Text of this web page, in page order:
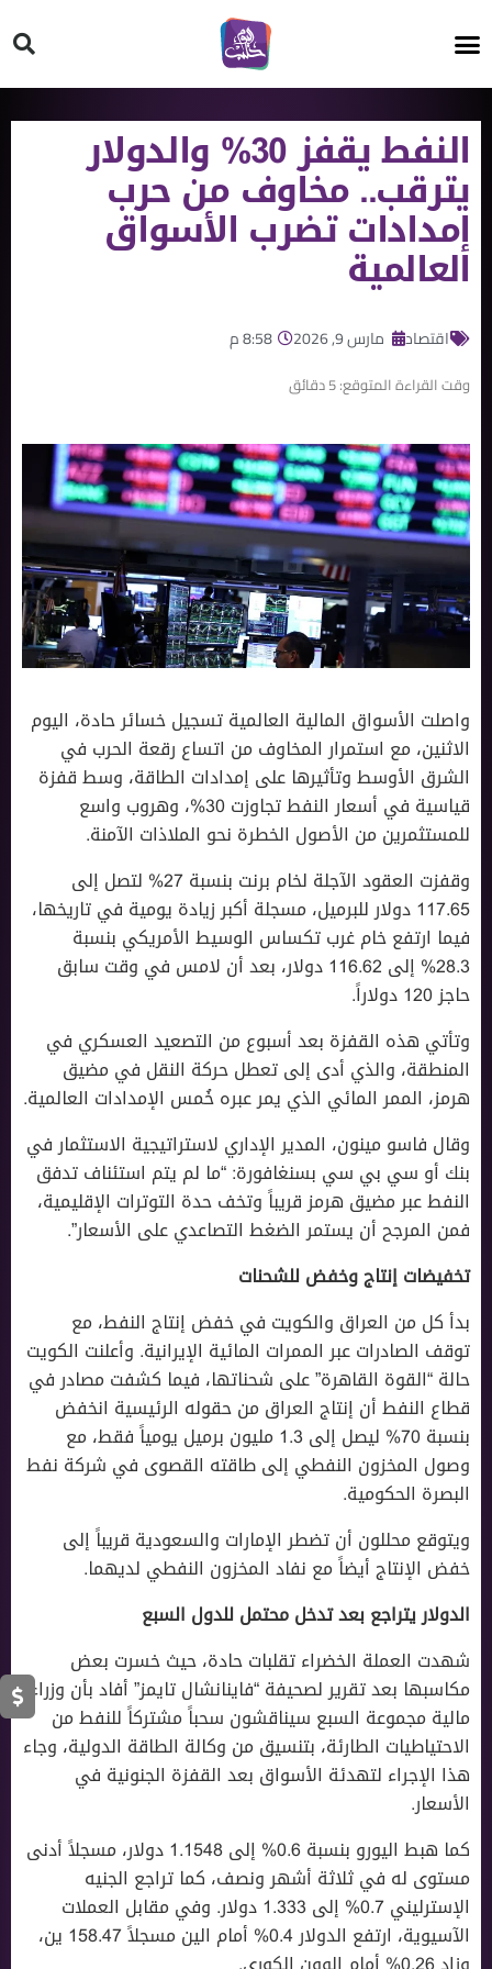
النفط يقفز 30% والدولار
يترقب.. مخاوف من حرب
إمدادات تضرب الأسواق
العالمية
اقتصاد مارس 9, 2026 8:58 م
وقت القراءة المتوقع:5دقائق
واصلت الأسواق المالية العالمية تسجيل خسائر حادة، اليوم
الاثنين، مع استمرار المخاوف من اتساع رقعة الحرب في
الشرق الأوسط وتأثيرها على إمدادات الطاقة، وسط قفزة
قياسية في أسعار النفط تجاوزت 30%، وهروب واسع
للمستثمرين من الأصول الخطرة نحو الملاذات الآمنة.
وقفزت العقود الآجلة لخام برنت بنسبة 27% لتصل إلى
117.65 دولار للبرميل، مسجلة أكبر زيادة يومية في تاريخها،
فيما ارتفع خام غرب تكساس الوسيط الأمريكي بنسبة
28.3% إلى 116.62 دولار، بعد أن لامس في وقت سابق
حاجز 120 دولاراً.
وتأتي هذه القفزة بعد أسبوع من التصعيد العسكري في
المنطقة، والذي أدى إلى تعطل حركة النقل في مضيق
هرمز، الممر المائي الذي يمر عبره خُمس الإمدادات العالمية.
وقال فاسو مينون، المدير الإداري لاستراتيجية الاستثمار في
بنك أو سي بي سي بسنغافورة: “ما لم يتم استئناف تدفق
النفط عبر مضيق هرمز قريباً وتخف حدة التوترات الإقليمية،
فمن المرجح أن يستمر الضغط التصاعدي على الأسعار”.
تخفيضات إنتاج وخفض للشحنات
بدأ كل من العراق والكويت في خفض إنتاج النفط، مع
توقف الصادرات عبر الممرات المائية الإيرانية. وأعلنت الكويت
حالة “القوة القاهرة” على شحناتها، فيما كشفت مصادر في
قطاع النفط أن إنتاج العراق من حقوله الرئيسية انخفض
بنسبة 70% ليصل إلى 1.3 مليون برميل يومياً فقط، مع
وصول المخزون النفطي إلى طاقته القصوى في شركة نفط
البصرة الحكومية.
ويتوقع محللون أن تضطر الإمارات والسعودية قريباً إلى
خفض الإنتاج أيضاً مع نفاد المخزون النفطي لديهما.
الدولار يتراجع بعد تدخل محتمل للدول السبع
شهدت العملة الخضراء تقلبات حادة، حيث خسرت بعض
مكاسبها بعد تقرير لصحيفة “فاينانشال تايمز” أفاد بأن وزراء
مالية مجموعة السبع سيناقشون سحباً مشتركاً للنفط من
الاحتياطيات الطارئة، بتنسيق من وكالة الطاقة الدولية، وجاء
هذا الإجراء لتهدئة الأسواق بعد القفزة الجنونية في
الأسعار.
كما هبط اليورو بنسبة 0.6% إلى 1.1548 دولار، مسجلاً أدنى
مستوى له في ثلاثة أشهر ونصف، كما تراجع الجنيه
الإسترليني 0.7% إلى 1.333 دولار. وفي مقابل العملات
الآسيوية، ارتفع الدولار 0.4% أمام الين مسجلاً 158.47 ين،